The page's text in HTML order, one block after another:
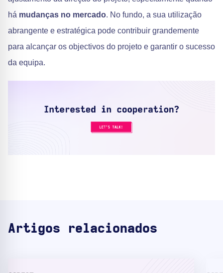
há mudanças no mercado. No fundo, a sua utilização
abrangente e estratégica pode contribuir grandemente
para alcançar os objectivos do projeto e garantir o sucesso
da equipa.
Artigos relacionados